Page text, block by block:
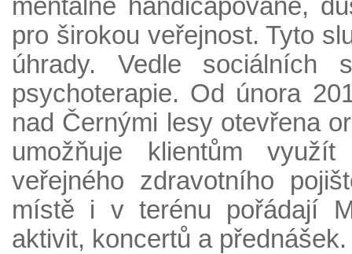
mentálně handicapované,
pro širokou veřejnost. Tyto
úhrady. Vedle sociálních
psychoterapie. Od února
nad Černými lesy otevřena
umožňuje klientům
veřejného zdravotního
místě i v terénu pořádají
aktivit, koncertů a přednášek.